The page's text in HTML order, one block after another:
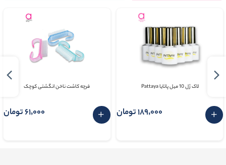
لاک ژل 10 میل پاتایا Pattaya
189٬000 تومان
فرچه کاشت ناخن انگشتی کوچک
61٬000 تومان